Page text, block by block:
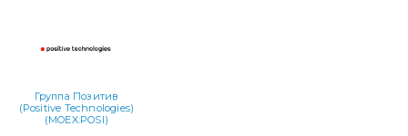
Группа Позитив
(Positive Technologies)
(MOEX:POSI)